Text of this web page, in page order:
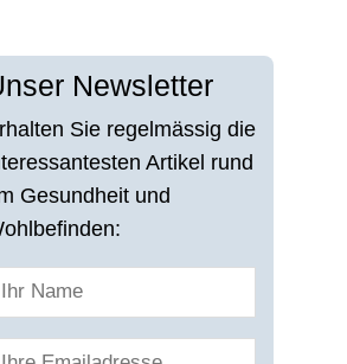
Newsletter
Sie regelmässig die
Artikel rund
Gesundheit und